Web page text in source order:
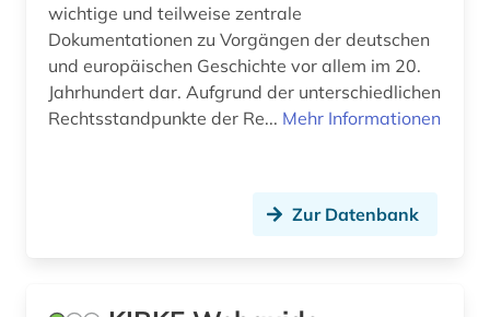
wichtige und teilweise zentrale
Dokumentationen zu Vorgängen der deutschen
und europäischen Geschichte vor allem im 20.
Jahrhundert dar. Aufgrund der unterschiedlichen
Rechtsstandpunkte der Re... Mehr Informationen
Zur Datenbank